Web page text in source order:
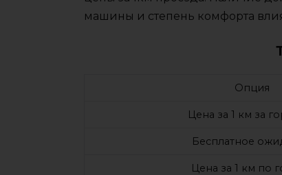
машины и степень комфорта
Опция
Цена за 1 км за
Бесплатное
Цена за 1 км по